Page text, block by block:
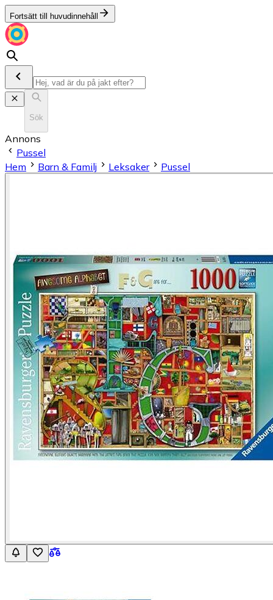
Fortsätt till huvudinnehåll
Sök
Annons
Pussel
Hem
Barn & Familj Leksaker Pussel